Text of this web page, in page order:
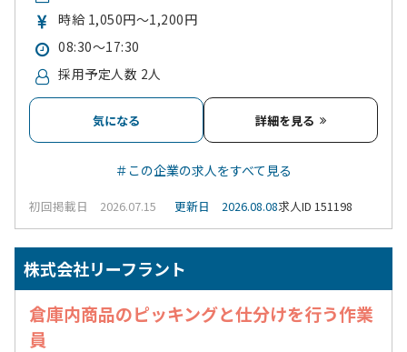
時給 1,050円～1,200円
08:30～17:30
採用予定人数 2人
気になる 詳細を見る
＃この企業の求人をすべて見る
初回掲載日 2026.07.15 更新日 2026.08.08求人ID 151198
株式会社リーフラント
倉庫内商品のピッキングと仕分けを行う作業
員